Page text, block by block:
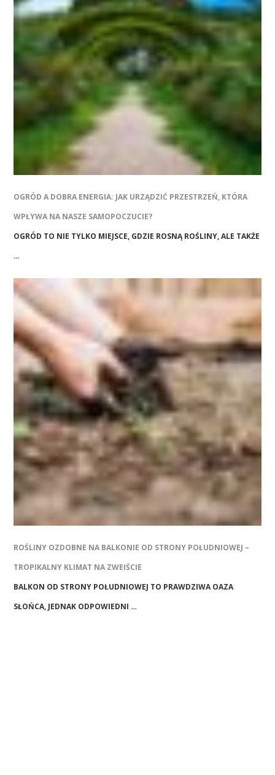
OGRÓD A DOBRA ENERGIA: JAK URZĄDZIĆ PRZESTRZEŃ, KTÓRA
WPŁYWA NA NASZE SAMOPOCZUCIE?
OGRÓD TO NIE TYLKO MIEJSCE, GDZIE ROSNĄ ROŚLINY, ALE TAKŻE
…
ROŚLINY OZDOBNE NA BALKONIE OD STRONY POŁUDNIOWEJ –
TROPIKALNY KLIMAT NA ZWEIŚCIE
BALKON OD STRONY POŁUDNIOWEJ TO PRAWDZIWA OAZA
SŁOŃCA, JEDNAK ODPOWIEDNI …